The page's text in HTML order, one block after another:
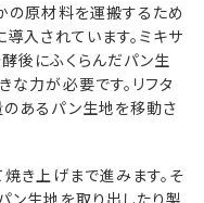
の原材料を運搬するため
入されています。ミキサ
後にふくらんだパン生
力が必要です。リフタ
あるパン生地を移動さ
き上げまで進みます。そ
ン生地を取り出したり製